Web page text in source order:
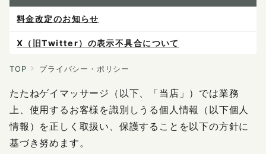
X（旧Twitter）の表示不具合について
ご予約は各店へ直接お問い合わせください。
料金は当日施術前にお支払いください。
感染症防止対策について
料金改定のお知らせ
TOP プライバシー・ポリシー
たたねゲイマッサージ（以下、「当店」）では業務
上、使用するお客様を識別しうる個人情報（以下個人
情報）を正しく取扱い、保護することを以下の方針に
基づき努めます。